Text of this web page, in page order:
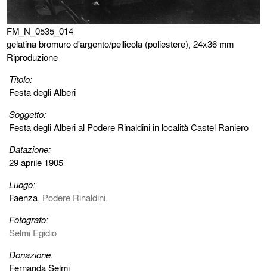
FM_N_0535_014
gelatina bromuro d'argento/pellicola (poliestere), 24x36 mm
Riproduzione
Titolo:
Festa degli Alberi
Soggetto:
Festa degli Alberi al Podere Rinaldini in località Castel Raniero
Datazione:
29 aprile 1905
Luogo:
Faenza, Podere Rinaldini.
Fotografo:
Selmi Egidio
Donazione:
Fernanda Selmi